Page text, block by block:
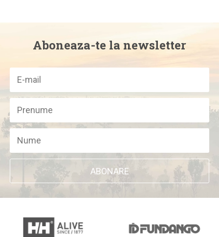
Aboneaza-te la newsletter
ABONARE